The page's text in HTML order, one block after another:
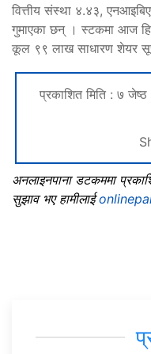
वित्तीय संस्था ४.४३,
गुमाएका छन् । स्टकमा आज
कूल ९९ लाख साधारण शेयर
प्रकाशित मिति : ७
अनलाइनपाना डटकममा
सुझाव भए हामीलाई